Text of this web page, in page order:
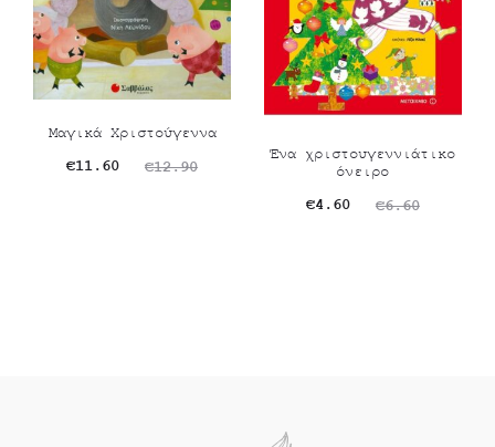
Μαγικά Χριστούγεννα
€12.90
Original
€11.60
Η
Ένα χριστουγεννιάτικο
όνειρο
€6.60
Original
€4.60
Η